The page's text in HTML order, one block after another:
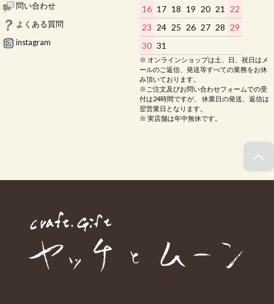
問い合わせ
よくある質問
instagram
16 17 18 19 20 21
22
23 24 25 26 27 28 29
30 31
※ オンラインショップは土、日、祝日はメ
ールのご返信、発送等すべての業務をお休
み頂いております。
※ご注文及びお問い合わせフォームでの受
付は24時間ですが、 休業日の発送、返信は
翌営業日となります。
※ 実店舗は年中無休です。